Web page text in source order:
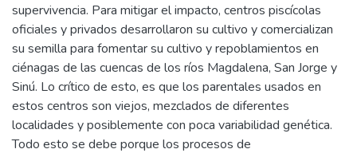
supervivencia. Para mitigar el impacto, centros piscícolas
oficiales y privados desarrollaron su cultivo y comercializan
su semilla para fomentar su cultivo y repoblamientos en
ciénagas de las cuencas de los ríos Magdalena, San Jorge y
Sinú. Lo crítico de esto, es que los parentales usados en
estos centros son viejos, mezclados de diferentes
localidades y posiblemente con poca variabilidad genética.
Todo esto se debe porque los procesos de